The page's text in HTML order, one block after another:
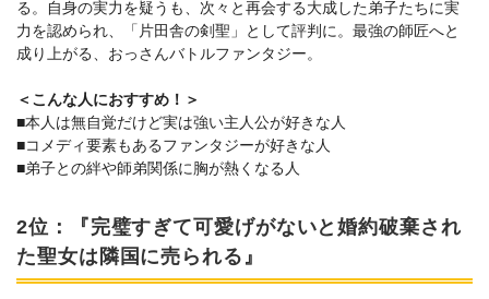
る。自身の実力を疑うも、次々と再会する大成した弟子たちに実
力を認められ、「片田舎の剣聖」として評判に。最強の師匠へと
成り上がる、おっさんバトルファンタジー。
＜こんな人におすすめ！＞
■本人は無自覚だけど実は強い主人公が好きな人
■コメディ要素もあるファンタジーが好きな人
■弟子との絆や師弟関係に胸が熱くなる人
2位：『完璧すぎて可愛げがないと婚約破棄され
た聖女は隣国に売られる』